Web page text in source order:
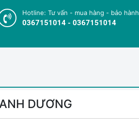
Hotline: Tư vấn - mua hàng - bảo hành
0367151014 - 0367151014
DƯƠNG